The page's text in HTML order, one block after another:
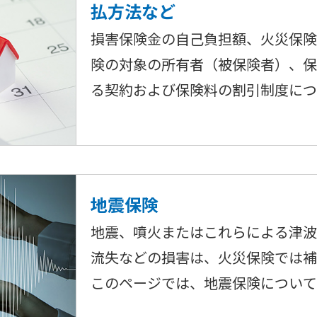
払方法など
損害保険金の自己負担額、火災保
険の対象の所有者（被保険者）、
る契約および保険料の割引制度に
地震保険
地震、噴火またはこれらによる津
流失などの損害は、火災保険では
このページでは、地震保険につい